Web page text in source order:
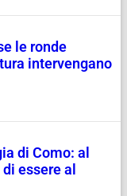
le ronde
intervengano
di Como: al
essere al